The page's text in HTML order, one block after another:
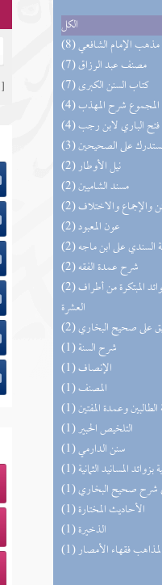
الكل
مذهب الإمام الشافعي
(7) مصنف عبد الرزاق
(7) كتاب السنن الكبرى
(4) المجموع شرح المهذب
(4) فتح الباري لابن رجب
المستدرك على الصحيحين
(2) نيل الأوطار
(2) مسند الشاميين
والإجماع والاختلاف
(2) عون المعبود
السندي على ابن ماجه
(2) شرح عمدة الفقه
(2) إتحاف المهرة بالفوائد المبتكرة من أطراف
العشرة
على صحيح البخاري
(1) شرح السنة
(1) الإنصاف
(1) المصنف
الطالبين وعمدة المفتين
(1) التلخيص الحبير
(1) سنن الدارمي
بزوائد المسانيد الثمانية
شرح صحيح البخاري
(1) الأحاديث المختارة
(1) الذخيرة
لمذاهب فقهاء الأمصار